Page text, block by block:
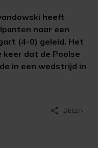
heeft
naar een
(4-0) geleid. Het
dat de Poolse
in een wedstrijd in
share DELEN